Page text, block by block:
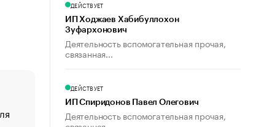
«От спорта тело стареет иначе». Как живет глава
ДЕЙСТВУЕТ
ИП Ходжаев Хабибуллохон
Зуфархонович
Деятельность вспомогательная прочая,
связанная...
ДЕЙСТВУЕТ
ИП Спиридонов Павел Олегович
Деятельность вспомогательная прочая,